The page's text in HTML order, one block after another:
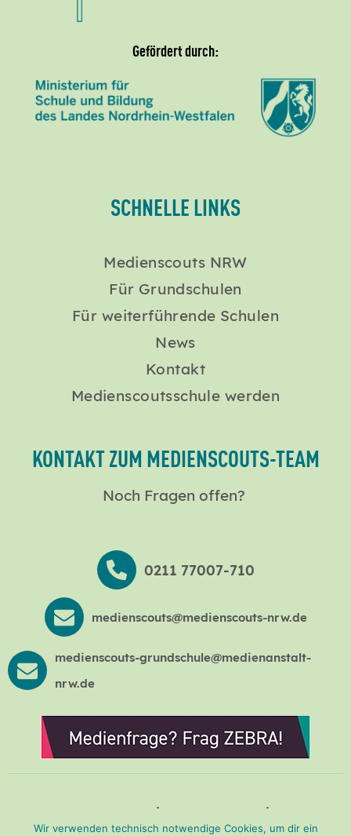
Gefördert durch:
SCHNELLE LINKS
Medienscouts NRW
Für Grundschulen
Für weiterführende Schulen
News
Kontakt
Medienscoutsschule werden
KONTAKT ZUM MEDIENSCOUTS-TEAM
Noch Fragen offen?
0211 77007-710
medienscouts@medienscouts-nrw.de
medienscouts-grundschule@medienanstalt-
nrw.de
Wir verwenden technisch notwendige Cookies, um dir ein